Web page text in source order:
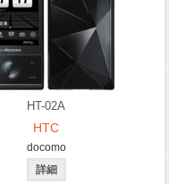
HT-02A
HTC
docomo